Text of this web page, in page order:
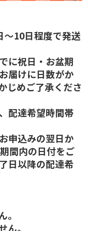
10日程度で発送
に祝日・お盆期
届けに日数がか
じめご了承くださ
配達希望時間帯
申込みの翌日か
間内の日付をご
日以降の配達希
。